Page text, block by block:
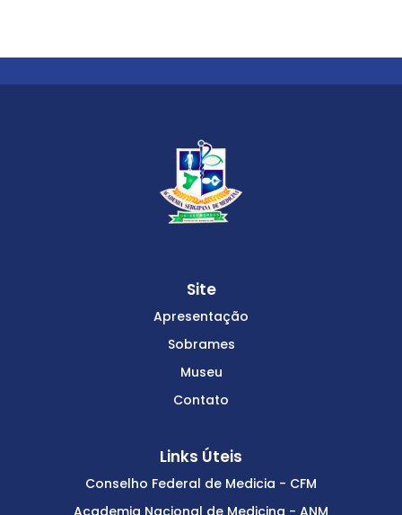
Site
Apresentação
Sobrames
Museu
Contato
Links Úteis
Conselho Federal de Medicia - CFM